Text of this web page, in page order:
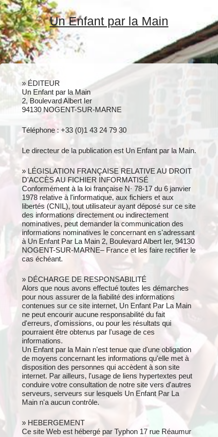
Un Enfant par la Main
» ÉDITEUR
Un Enfant par la Main
2, Boulevard Albert Ier
94130 NOGENT-SUR-MARNE
Téléphone : +33 (0)1 43 24 79 30
Le directeur de la publication est Un Enfant par la Main.
» LÉGISLATION FRANÇAISE RELATIVE AU DROIT
D'ACCÈS AU FICHIER INFORMATISÉ
Conformément à la loi française N· 78-17 du 6 janvier
1978 relative à l'informatique, aux fichiers et aux
libertés (CNIL), tout utilisateur ayant déposé sur ce site
des informations directement ou indirectement
nominatives, peut demander la communication des
informations nominatives le concernant en s'adressant
à Un Enfant Par La Main 2, Boulevard Albert Ier, 94130
NOGENT-SUR-MARNE– France et les faire rectifier le
cas échéant.
» DÉCHARGE DE RESPONSABILITÉ
Alors que nous avons effectué toutes les démarches
pour nous assurer de la fiabilité des informations
contenues sur ce site internet, Un Enfant Par La Main
ne peut encourir aucune responsabilité du fait
d'erreurs, d'omissions, ou pour les résultats qui
pourraient être obtenus par l'usage de ces
informations.
Un Enfant par la Main n'est tenue que d'une obligation
de moyens concernant les informations qu'elle met à
disposition des personnes qui accèdent à son site
internet. Par ailleurs, l'usage de liens hypertextes peut
conduire votre consultation de notre site vers d'autres
serveurs, serveurs sur lesquels Un Enfant Par La
Main n'a aucun contrôle.
» HEBERGEMENT
Ce site Web est hébergé par Typhon 17 rue Réaumur